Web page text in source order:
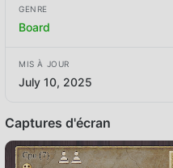
GENRE
Board
MIS À JOUR
July 10, 2025
Captures d'écran